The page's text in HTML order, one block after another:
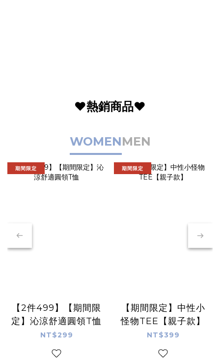
❤️熱銷商品❤️
WOMENMEN
期間限定
【2件499】【期間限
定】沁涼舒適圓領T恤
NT$299
期間限定
【期間限定】中性小
怪物TEE【親子款】
NT$399